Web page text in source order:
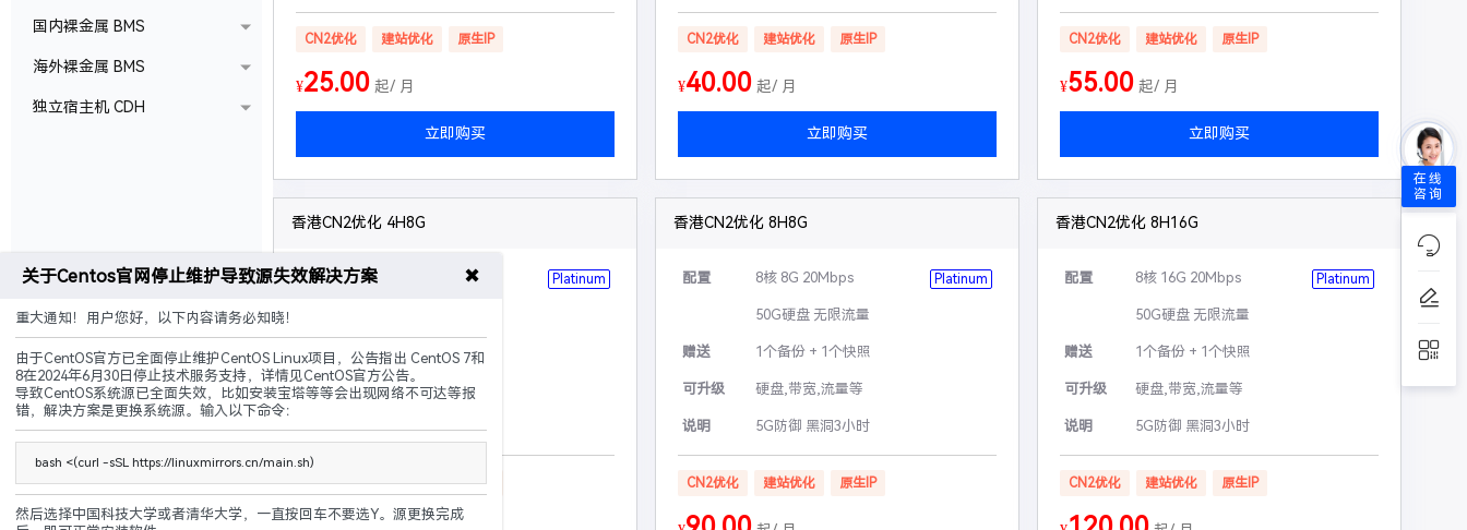
国内裸金属 BMS
海外裸金属 BMS
独立宿主机 CDH
CN2优化 建站优化 原生IP
¥25.00 起/ 月
立即购买
CN2优化 建站优化 原生IP
¥40.00 起/ 月
立即购买
CN2优化 建站优化 原生IP
¥55.00 起/ 月
立即购买
香港CN2优化 4H8G
配置 4核 8G 20Mbps Platinum
赠送 1个备份 + 1个快照
可升级 硬盘,带宽,流量等
说明 5G防御 黑洞3小时
CN2优化 建站优化 原生IP
香港CN2优化 8H8G
配置 8核 8G 20Mbps Platinum
50G硬盘 无限流量
赠送 1个备份 + 1个快照
可升级 硬盘,带宽,流量等
说明 5G防御 黑洞3小时
CN2优化 建站优化 原生IP
香港CN2优化 8H16G
配置 8核 16G 20Mbps Platinum
50G硬盘 无限流量
赠送 1个备份 + 1个快照
可升级 硬盘,带宽,流量等
说明 5G防御 黑洞3小时
CN2优化 建站优化 原生IP
在线
咨询
关于Centos官网停止维护导致源失效解决方案 ✖
重大通知！用户您好，以下内容请务必知晓！
由于CentOS官方已全面停止维护CentOS Linux项目，公告指出 CentOS 7和
8在2024年6月30日停止技术服务支持，详情见CentOS官方公告。
导致CentOS系统源已全面失效，比如安装宝塔等等会出现网络不可达等报
错，解决方案是更换系统源。输入以下命令：
bash <(curl -sSL https://linuxmirrors.cn/main.sh)
然后选择中国科技大学或者清华大学，一直按回车不要选Y。源更换完成